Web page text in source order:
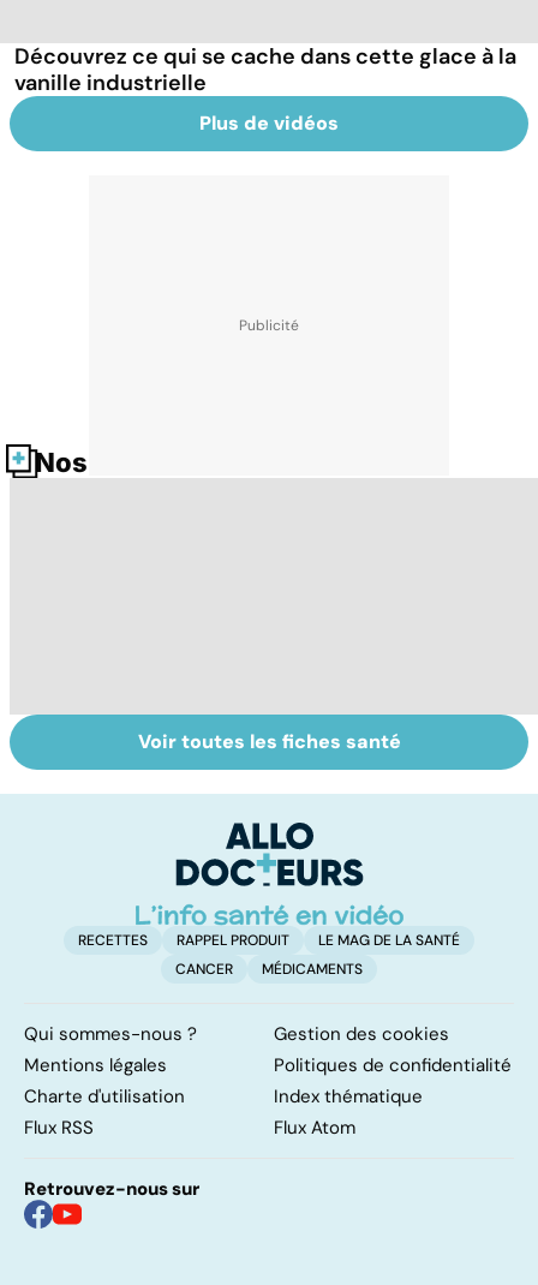
Découvrez ce qui se cache dans cette glace à la
vanille industrielle
Plus de vidéos
Nos fiches santé
Tout savoir sur
les infections
Covid-19 : tout
savoir sur la
Voir toutes les fiches santé
RECETTES RAPPEL PRODUIT
LE MAG DE LA SANTÉ
CANCER
MÉDICAMENTS
Qui sommes-nous ?
Gestion des cookies
Mentions légales
Politiques de confidentialité
Charte d'utilisation
Index thématique
Flux RSS
Flux Atom
Retrouvez-nous sur